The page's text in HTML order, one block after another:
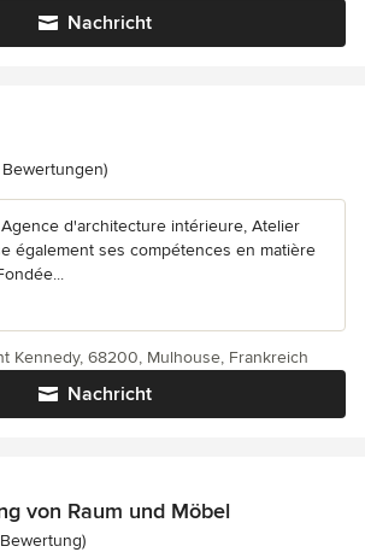
Nachricht
4.8 von 5 Sternen
Bewertungen)
d'architecture intérieure, Atelier
également ses compétences en matière
Nachricht
Kennedy, 68200, Mulhouse, Frankreich
von Raum und Möbel
5 von 5 Sternen
Bewertung)